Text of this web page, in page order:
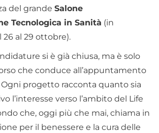
del grande Salone
Tecnologica in Sanità (in
al 29 ottobre).
si è già chiusa, ma è solo
che conduce all’appuntamento
Ogni progetto racconta quanto sia
l’interesse verso l’ambito del Life
che, oggi più che mai, chiama in
per il benessere e la cura delle